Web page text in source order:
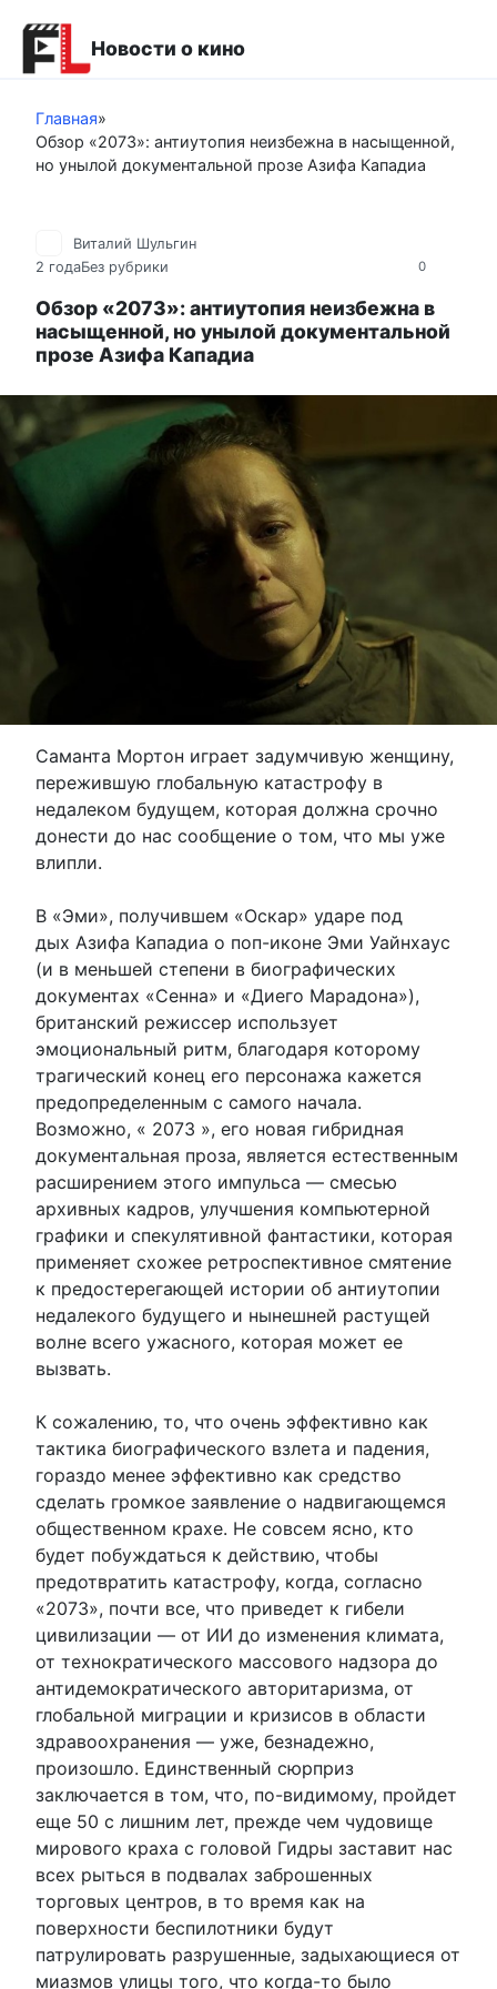
контенту
Новости о кино
Главная»
Обзор «2073»: антиутопия неизбежна в насыщенной,
но унылой документальной прозе Азифа Кападиа
0
Виталий Шульгин
2 годаБез рубрики
Обзор «2073»: антиутопия неизбежна в
насыщенной, но унылой документальной
прозе Азифа Кападиа
Саманта Мортон играет задумчивую женщину,
пережившую глобальную катастрофу в
недалеком будущем, которая должна срочно
донести до нас сообщение о том, что мы уже
влипли.
В «Эми», получившем «Оскар» ударе под
дых Азифа Кападиа о поп-иконе Эми Уайнхаус
(и в меньшей степени в биографических
документах «Сенна» и «Диего Марадона»),
британский режиссер использует
эмоциональный ритм, благодаря которому
трагический конец его персонажа кажется
предопределенным с самого начала.
Возможно, « 2073 », его новая гибридная
документальная проза, является естественным
расширением этого импульса — смесью
архивных кадров, улучшения компьютерной
графики и спекулятивной фантастики, которая
применяет схожее ретроспективное смятение
к предостерегающей истории об антиутопии
недалекого будущего и нынешней растущей
волне всего ужасного, которая может ее
вызвать.
К сожалению, то, что очень эффективно как
тактика биографического взлета и падения,
гораздо менее эффективно как средство
сделать громкое заявление о надвигающемся
общественном крахе. Не совсем ясно, кто
будет побуждаться к действию, чтобы
предотвратить катастрофу, когда, согласно
«2073», почти все, что приведет к гибели
цивилизации — от ИИ до изменения климата,
от технократического массового надзора до
антидемократического авторитаризма, от
глобальной миграции и кризисов в области
здравоохранения — уже, безнадежно,
произошло. Единственный сюрприз
заключается в том, что, по-видимому, пройдет
еще 50 с лишним лет, прежде чем чудовище
мирового краха с головой Гидры заставит нас
всех рыться в подвалах заброшенных
торговых центров, в то время как на
поверхности беспилотники будут
патрулировать разрушенные, задыхающиеся от
миазмов улицы того, что когда-то было